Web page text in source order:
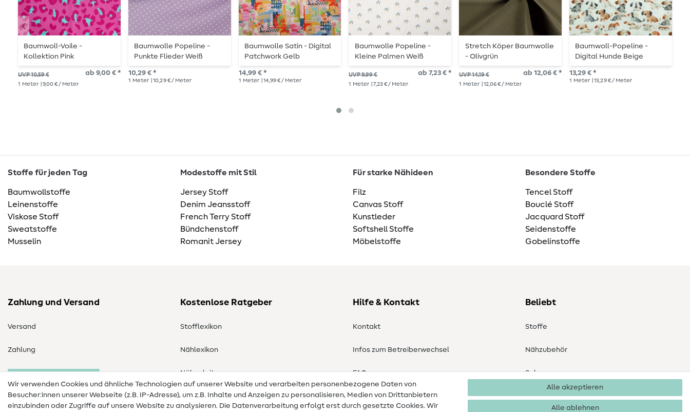
Baumwoll-Voile -
Kollektion Pink
UVP 10,59 € ab 9,00 € *
1 Meter | 9,00 € / Meter
Baumwolle Popeline -
Punkte Flieder Weiß
10,29 € *
1 Meter | 10,29 € / Meter
Baumwolle Satin - Digital
Patchwork Gelb
14,99 € *
1 Meter | 14,99 € / Meter
Baumwolle Popeline -
Kleine Palmen Weiß
UVP 9,99 € ab 7,23 € *
1 Meter | 7,23 € / Meter
Stretch Köper Baumwolle
- Olivgrün
UVP 14,19 € ab 12,06 € *
1 Meter | 12,06 € / Meter
Baumwoll-Popeline -
Digital Hunde Beige
13,29 € *
1 Meter | 13,29 € / Meter
Stoffe für jeden Tag
Baumwollstoffe
Leinenstoffe
Viskose Stoff
Sweatstoffe
Musselin
Modestoffe mit Stil
Jersey Stoff
Denim Jeansstoff
French Terry Stoff
Bündchenstoff
Romanit Jersey
Für starke Nähideen
Filz
Canvas Stoff
Kunstleder
Softshell Stoffe
Möbelstoffe
Besondere Stoffe
Tencel Stoff
Bouclé Stoff
Jacquard Stoff
Seidenstoffe
Gobelinstoffe
Zahlung und Versand
Versand
Zahlung
Kostenlose Ratgeber
Stofflexikon
Nählexikon
Nähanleitungen
Hilfe & Kontakt
Kontakt
Infos zum Betreiberwechsel
FAQ
Widerrufsrecht
Beliebt
Stoffe
Nähzubehör
Sale
Schnittmuster
Wir verwenden Cookies und ähnliche Technologien auf unserer Website und verarbeiten personenbezogene Daten von
Besucher:innen unserer Webseite (z.B. IP-Adresse), um z.B. Inhalte und Anzeigen zu personalisieren, Medien von Drittanbietern
einzubinden oder Zugriffe auf unsere Website zu analysieren. Die Datenverarbeitung erfolgt erst durch gesetzte Cookies. Wir
Alle akzeptieren
Alle ablehnen